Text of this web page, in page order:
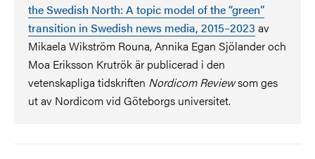
the Swedish North: A topic model of the “green”
transition in Swedish news media, 2015–2023 av
Mikaela Wikström Rouna, Annika Egan Sjölander och
Moa Eriksson Krutrök är publicerad i den
vetenskapliga tidskriften Nordicom Reviewsom ges
ut av Nordicom vid Göteborgs universitet.